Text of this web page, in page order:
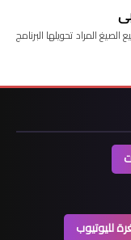
المراد تحويلها البرنامج
لليوتيوب